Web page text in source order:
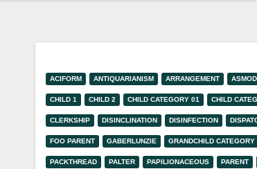
ACIFORM ANTIQUARIANISM ARRANGEMENT
CHILD 1 CHILD 2 CHILD CATEGORY 01 CHILD
CLERKSHIP DISINCLINATION DISINFECTION
FOO PARENT GABERLUNZIE GRANDCHILD CATEGORY
PACKTHREAD PALTER PAPILIONACEOUS PARENT